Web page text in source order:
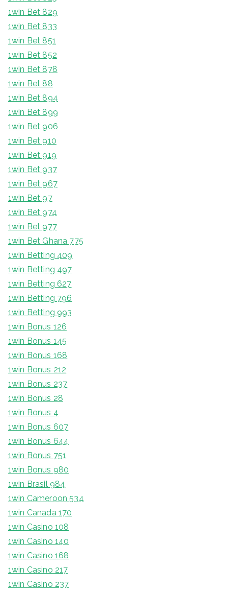
1win Bet 829
1win Bet 833
1win Bet 851
1win Bet 852
1win Bet 878
1win Bet 88
1win Bet 894
1win Bet 899
1win Bet 906
1win Bet 910
1win Bet 919
1win Bet 937
1win Bet 967
1win Bet 97
1win Bet 974
1win Bet 977
1win Bet Ghana 775
1win Betting 409
1win Betting 497
1win Betting 627
1win Betting 796
1win Betting 993
1win Bonus 126
1win Bonus 145
1win Bonus 168
1win Bonus 212
1win Bonus 237
1win Bonus 28
1win Bonus 4
1win Bonus 607
1win Bonus 644
1win Bonus 751
1win Bonus 980
1win Brasil 984
1win Cameroon 534
1win Canada 170
1win Casino 108
1win Casino 140
1win Casino 168
1win Casino 217
1win Casino 237